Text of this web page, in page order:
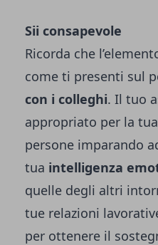
Sii consapevole
Ricorda che
come ti presenti sul
con i colleghi. Il tuo
appropriato per la
persone imparando
tua intelligenza
quelle degli altri
tue relazioni
per ottenere il